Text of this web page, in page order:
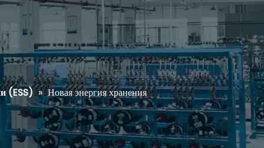
(ESS) » Новая энергия хранения